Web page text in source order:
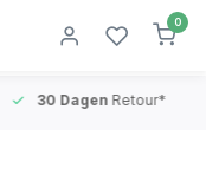
0
30 DagenRetour*